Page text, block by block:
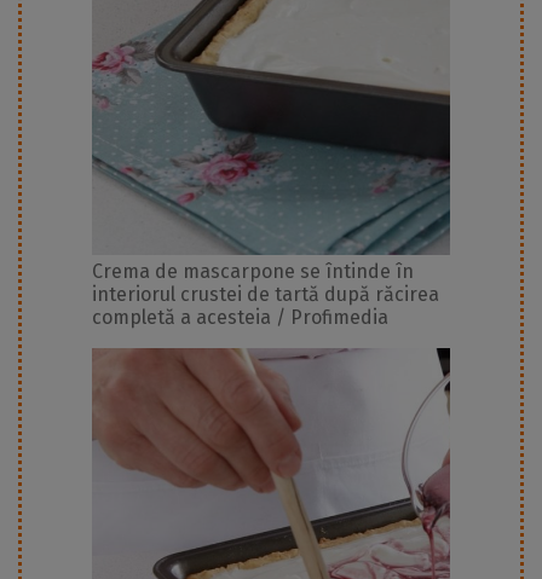
Crema de mascarpone se întinde în
interiorul crustei de tartă după răcirea
completă a acesteia / Profimedia